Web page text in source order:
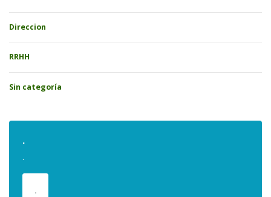
Direccion
RRHH
Sin categoría
.
.
.